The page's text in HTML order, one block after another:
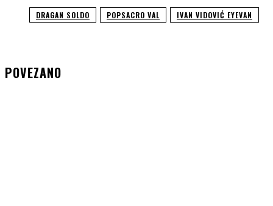
DRAGAN SOLDO POPSACRO VAL IVAN VIDOVIĆ EYEVAN
POVEZANO